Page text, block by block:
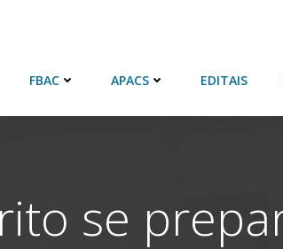
FBAC APACS EDITAIS
se